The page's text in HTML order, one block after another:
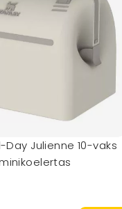
Day Julienne 10-vaks